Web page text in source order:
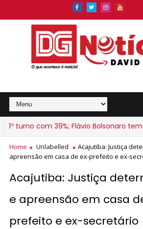
turno com 39%; Flávio Bolsonaro tem
Home Unlabelled
Acajutiba: Justiça
apreensão em casa de ex-prefeito e ex-
Acajutiba: Justiça
e apreensão em casa
prefeito e ex-secretário